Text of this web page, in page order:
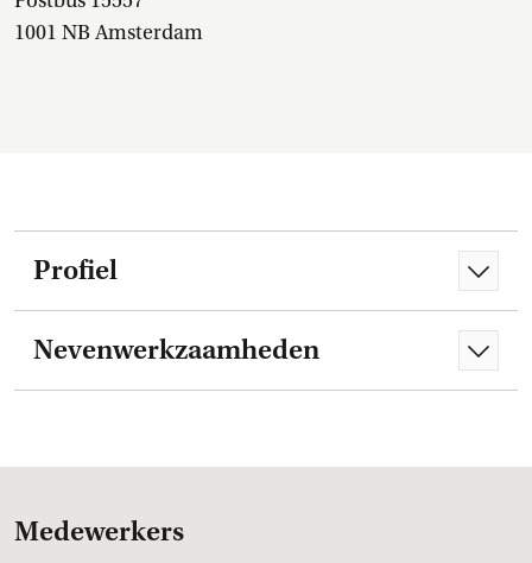
1001 NB Amsterdam
Profiel
Nevenwerkzaamheden
Medewerkers